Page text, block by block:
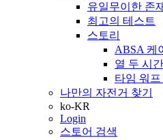
유일무이한 존
최고의 테스트
스토리
ABSA 케
열 두 시
타임 워
나만의 자전거 찾기
ko-KR
Login
스토어 검색